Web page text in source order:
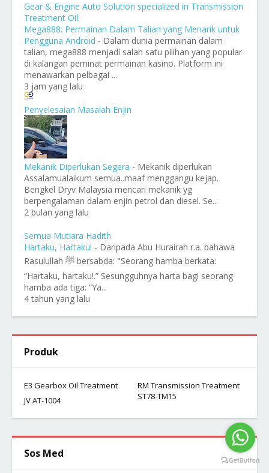
Gear & Engine Auto Solution specialized in Transmission
Treatment Oil.
Mega888: Permainan Dalam Talian yang Menarik untuk
Pengguna Android - Dalam dunia permainan dalam
talian, mega888 menjadi salah satu pilihan yang popular
di kalangan peminat permainan kasino. Platform ini
menawarkan pelbagai ...
3 jam yang lalu
Penyelesaian Masalah Enjin
Mekanik Diperlukan Segera - Mekanik diperlukan
Assalamualaikum semua..maaf menggangu kejap.
Bengkel Dryv Malaysia mencari mekanik yg
berpengalaman dalam enjin petrol dan diesel. Se...
2 bulan yang lalu
Semua Mutiara Hadith
Hartaku, Hartaku! - Daripada Abu Hurairah r.a. bahawa
Rasulullah ﷺ bersabda: "Seorang hamba berkata:
“Hartaku, hartaku!.” Sesungguhnya harta bagi seorang
hamba ada tiga: “Ya...
4 tahun yang lalu
Produk
E3 Gearbox Oil Treatment
RM Transmission Treatment
ST78-TM15
JV AT-1004
Sos Med